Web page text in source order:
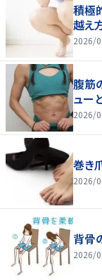
積極
越え
2026/
腹筋
ュー
2026/
巻き
2026/
背骨
2026/